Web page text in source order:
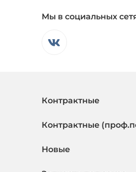
Мы в социальных
Контрактные
Контрактные
Новые